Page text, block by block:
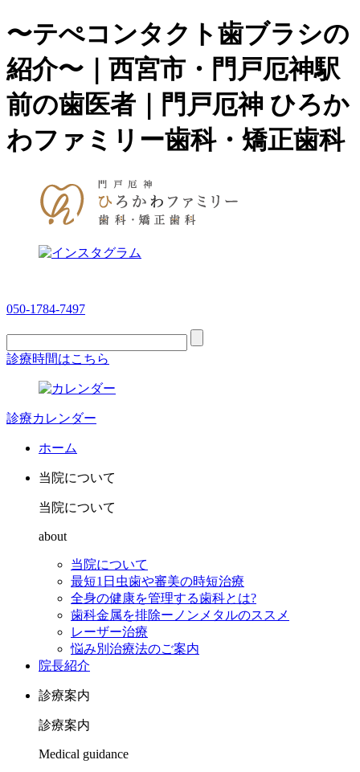
〜テぺコンタクト歯ブラシの
紹介〜｜西宮市・門戸厄神駅
前の歯医者｜門戸厄神 ひろか
わファミリー歯科・矯正歯科
050-1784-7497
診療時間はこちら
診療カレンダー
ホーム
当院について
当院について
about
当院について
最短1日虫歯や審美の時短治療
全身の健康を管理する歯科とは?
歯科金属を排除ーノンメタルのススメ
レーザー治療
悩み別治療法のご案内
院長紹介
診療案内
診療案内
Medical guidance